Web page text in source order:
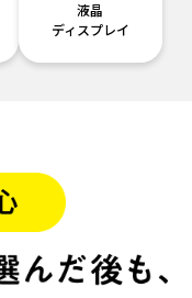
液晶
ディスプレイ